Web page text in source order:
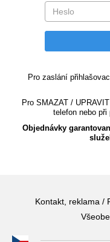
Pro zaslání
Pro SMAZAT /
telefon nebo
Objednávky
Kontakt, reklama /